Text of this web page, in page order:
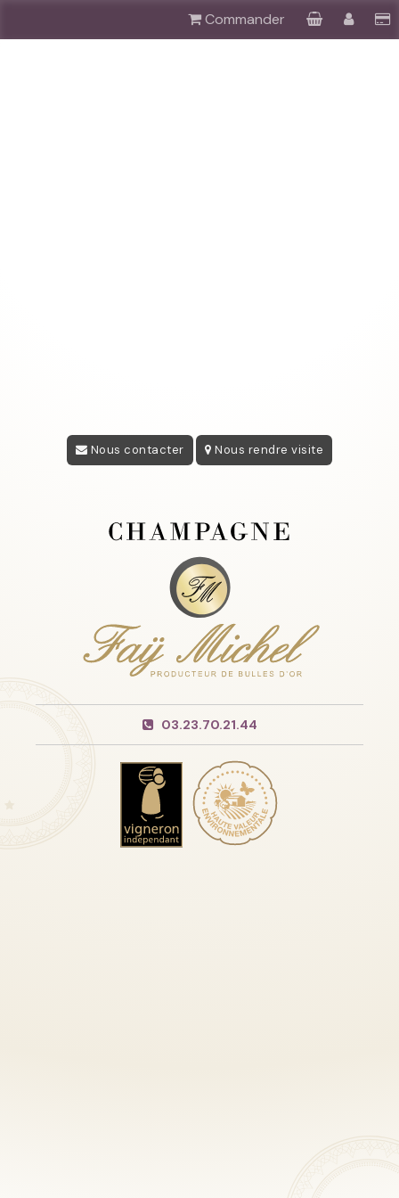
Commander
Nous contacter Nous rendre visite
03.23.70.21.44